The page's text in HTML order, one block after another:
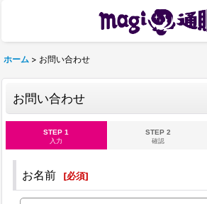
ホーム > お問い合わせ
お問い合わせ
STEP 1
入力
STEP 2
確認
お名前 [必須]